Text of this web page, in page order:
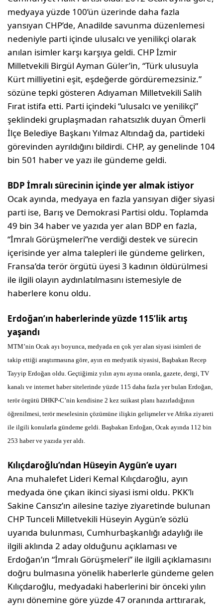
medyaya yüzde 100’ün üzerinde daha fazla
yansıyan CHP’de, Anadilde savunma düzenlemesi
nedeniyle parti içinde ulusalcı ve yenilikçi olarak
anılan isimler karşı karşıya geldi. CHP İzmir
Milletvekili Birgül Ayman Güler’in, “Türk ulusuyla
Kürt milliyetini eşit, eşdeğerde gördüremezsiniz.”
sözüne tepki gösteren Adıyaman Milletvekili Salih
Fırat istifa etti. Parti içindeki “ulusalcı ve yenilikçi”
şeklindeki gruplaşmadan rahatsızlık duyan Ömerli
İlçe Belediye Başkanı Yılmaz Altındağ da, partideki
görevinden ayrıldığını bildirdi. CHP, ay genelinde 104
bin 501 haber ve yazı ile gündeme geldi.
BDP İmralı sürecinin içinde yer almak istiyor
Ocak ayında, medyaya en fazla yansıyan diğer siyasi
parti ise, Barış ve Demokrasi Partisi oldu. Toplamda
49 bin 34 haber ve yazıda yer alan BDP en fazla,
“İmralı Görüşmeleri”ne verdiği destek ve sürecin
içerisinde yer alma talepleri ile gündeme gelirken,
Fransa’da terör örgütü üyesi 3 kadının öldürülmesi
ile ilgili olayın aydınlatılmasını istemesiyle de
haberlere konu oldu.
Erdoğan’ın haberlerinde yüzde 115’lik artış
yaşandı
MTM’nin Ocak ayı boyunca, medyada en çok yer alan siyasi isimleri de
takip ettiği araştırmasına göre, ayın en medyatik siyasisi, Başbakan Recep
Tayyip Erdoğan oldu. Geçtiğimiz yılın aynı ayına oranla, gazete, dergi, TV
kanalı ve internet haber sitelerinde yüzde 115 daha fazla yer bulan Erdoğan,
terör örgütü DHKP-C’nin kendisine 2 kez suikast planı hazırladığının
öğrenilmesi, terör meselesinin çözümüne ilişkin gelişmeler ve Afrika ziyareti
ile ilgili konularla gündeme geldi. Başbakan Erdoğan, Ocak ayında 112 bin
253 haber ve yazıda yer aldı.
Kılıçdaroğlu’ndan Hüseyin Aygün’e uyarı
Ana muhalefet Lideri Kemal Kılıçdaroğlu, ayın
medyada öne çıkan ikinci siyasi ismi oldu. PKK’lı
Sakine Cansız’ın ailesine taziye ziyaretinde bulunan
CHP Tunceli Milletvekili Hüseyin Aygün’e sözlü
uyarıda bulunması, Cumhurbaşkanlığı adaylığı ile
ilgili aklında 2 aday olduğunu açıklaması ve
Erdoğan’ın “İmralı Görüşmeleri” ile ilgili açıklamasını
doğru bulmasına yönelik haberlerle gündeme gelen
Kılıçdaroğlu, medyadaki haberlerini bir önceki yılın
aynı dönemine göre yüzde 47 oranında arttırarak,